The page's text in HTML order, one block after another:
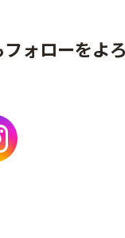
ォローをよ